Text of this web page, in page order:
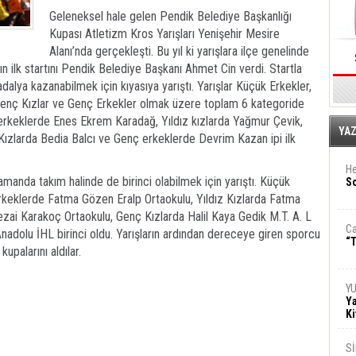
Geleneksel hale gelen Pendik Belediye Başkanlığı
Kupası Atletizm Kros Yarışları Yenişehir Mesire
Alanı’nda gerçekleşti. Bu yıl ki yarışlara ilçe genelinde
ilk startını Pendik Belediye Başkanı Ahmet Cin verdi. Startla
kazanabilmek için kıyasıya yarıştı. Yarışlar Küçük Erkekler,
Kızlar ve Genç Erkekler olmak üzere toplam 6 kategoride
Enes Ekrem Karadağ, Yıldız kızlarda Yağmur Çevik,
Bedia Balcı ve Genç erkeklerde Devrim Kazan ipi ilk
takım halinde de birinci olabilmek için yarıştı. Küçük
Fatma Gözen Eralp Ortaokulu, Yıldız Kızlarda Fatma
Karakoç Ortaokulu, Genç Kızlarda Halil Kaya Gedik M.T. A. L
İHL birinci oldu. Yarışların ardından dereceye giren sporcu
aldılar.